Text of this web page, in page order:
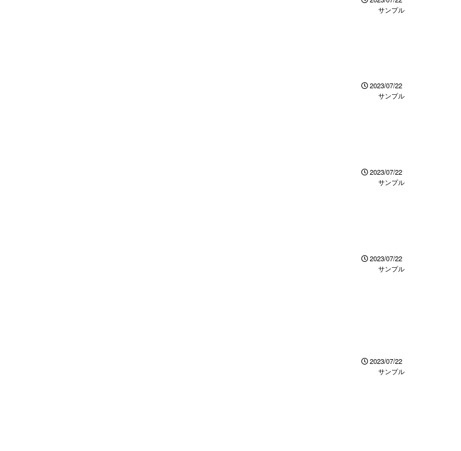
サンプル
2023/07/22
サンプル
2023/07/22
サンプル
2023/07/22
サンプル
2023/07/22
サンプル